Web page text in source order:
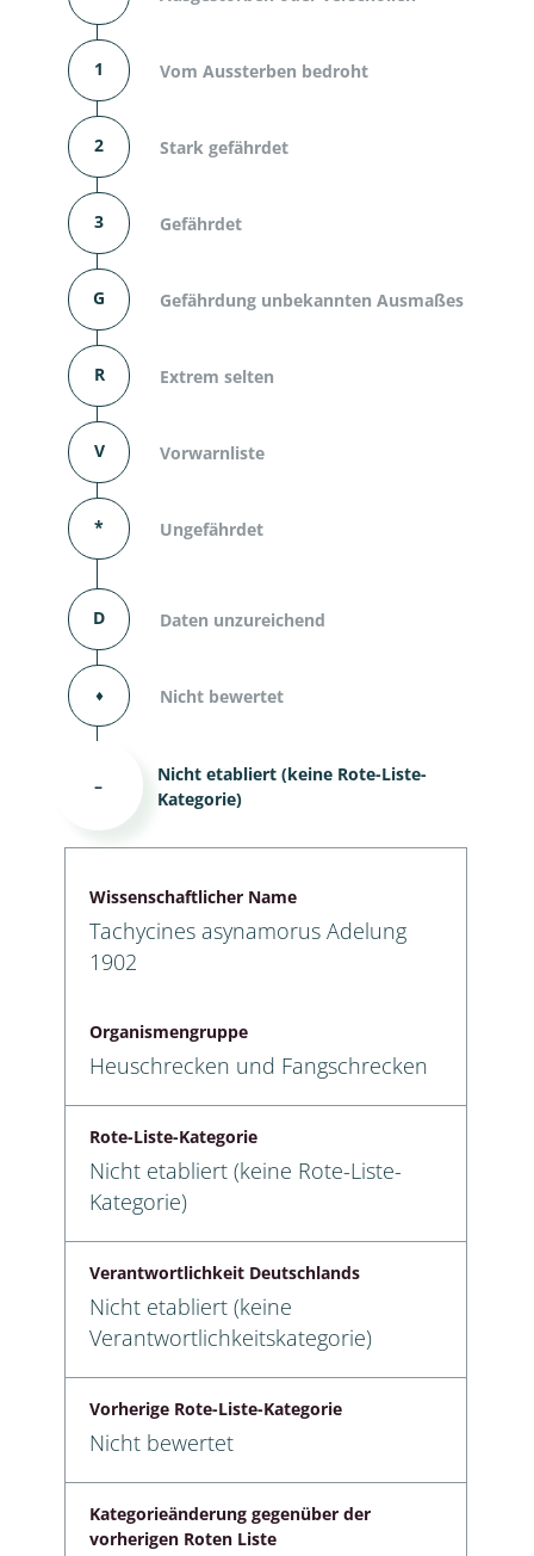
1 Vom Aussterben bedroht
2 Stark gefährdet
3 Gefährdet
G Gefährdung unbekannten Ausmaßes
R Extrem selten
V Vorwarnliste
* Ungefährdet
D Daten unzureichend
⬧ Nicht bewertet
–
Nicht etabliert (keine Rote-Liste-
Kategorie)
Wissenschaftlicher Name
Tachycines asynamorus Adelung
1902
Organismengruppe
Heuschrecken und Fangschrecken
Rote-Liste-Kategorie
Nicht etabliert (keine Rote-Liste-
Kategorie)
Verantwortlichkeit Deutschlands
Nicht etabliert (keine
Verantwortlichkeitskategorie)
Vorherige Rote-Liste-Kategorie
Nicht bewertet
Kategorieänderung gegenüber der
vorherigen Roten Liste